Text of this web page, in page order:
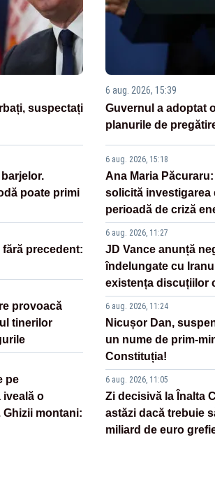
suspectați
poate primi
fără precedent:
provoacă
tinerilor
pe
iveală o
Ghizii montani:
6 aug. 2026, 15:39
Guvernul a adoptat
planurile de
6 aug. 2026, 15:18
Ana Maria
solicită investigarea
perioadă de criză
6 aug. 2026, 11:27
JD Vance anunță
îndelungate cu
existența discuțiilor
6 aug. 2026, 11:24
Nicușor Dan,
un nume de prim-
Constituția!
6 aug. 2026, 11:05
Zi decisivă la Înalta
astăzi dacă trebuie
miliard de euro